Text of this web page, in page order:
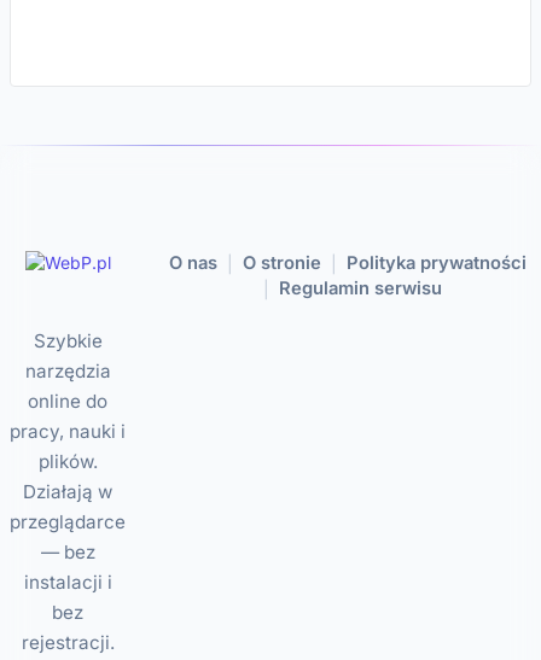
Szybkie
narzędzia
online do
pracy, nauki i
plików.
Działają w
przeglądarce
— bez
instalacji i
bez
rejestracji.
O nas O stronie Polityka prywatności
Regulamin serwisu